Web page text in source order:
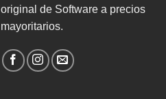
original de Software a precios
mayoritarios.